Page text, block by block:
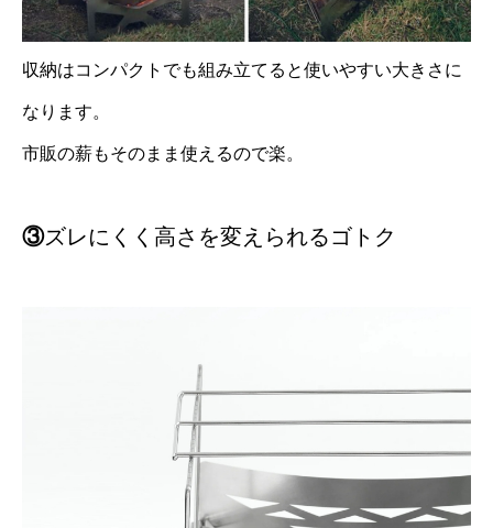
収納はコンパクトでも組み立てると使いやすい大きさに
なります。
市販の薪もそのまま使えるので楽。
③ズレにくく高さを変えられるゴトク